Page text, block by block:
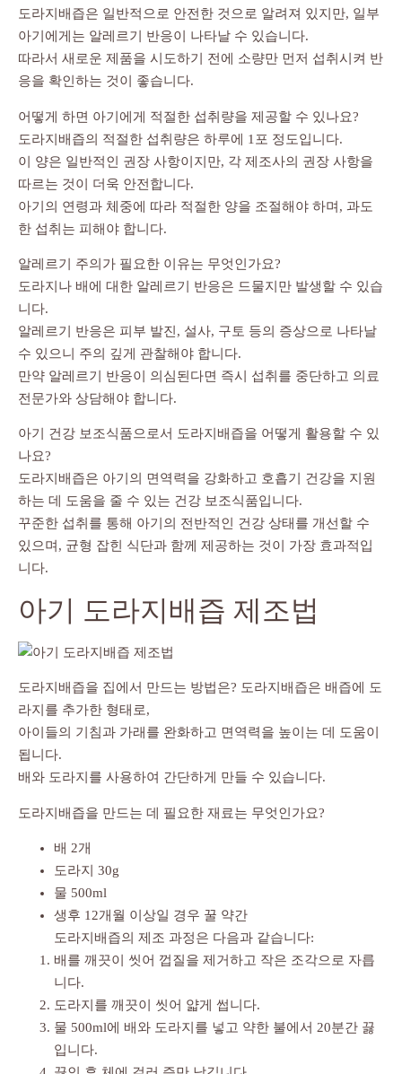
도라지배즙은 일반적으로 안전한 것으로 알려져 있지만, 일부
아기에게는 알레르기 반응이 나타날 수 있습니다.
따라서 새로운 제품을 시도하기 전에 소량만 먼저 섭취시켜 반
응을 확인하는 것이 좋습니다.
어떻게 하면 아기에게 적절한 섭취량을 제공할 수 있나요?
도라지배즙의 적절한 섭취량은 하루에 1포 정도입니다.
이 양은 일반적인 권장 사항이지만, 각 제조사의 권장 사항을
따르는 것이 더욱 안전합니다.
아기의 연령과 체중에 따라 적절한 양을 조절해야 하며, 과도
한 섭취는 피해야 합니다.
알레르기 주의가 필요한 이유는 무엇인가요?
도라지나 배에 대한 알레르기 반응은 드물지만 발생할 수 있습
니다.
알레르기 반응은 피부 발진, 설사, 구토 등의 증상으로 나타날
수 있으니 주의 깊게 관찰해야 합니다.
만약 알레르기 반응이 의심된다면 즉시 섭취를 중단하고 의료
전문가와 상담해야 합니다.
아기 건강 보조식품으로서 도라지배즙을 어떻게 활용할 수 있
나요?
도라지배즙은 아기의 면역력을 강화하고 호흡기 건강을 지원
하는 데 도움을 줄 수 있는 건강 보조식품입니다.
꾸준한 섭취를 통해 아기의 전반적인 건강 상태를 개선할 수
있으며, 균형 잡힌 식단과 함께 제공하는 것이 가장 효과적입
니다.
아기 도라지배즙 제조법
도라지배즙을 집에서 만드는 방법은? 도라지배즙은 배즙에 도
라지를 추가한 형태로,
아이들의 기침과 가래를 완화하고 면역력을 높이는 데 도움이
됩니다.
배와 도라지를 사용하여 간단하게 만들 수 있습니다.
도라지배즙을 만드는 데 필요한 재료는 무엇인가요?
배 2개
도라지 30g
물 500ml
생후 12개월 이상일 경우 꿀 약간
도라지배즙의 제조 과정은 다음과 같습니다:
배를 깨끗이 씻어 껍질을 제거하고 작은 조각으로 자릅
니다.
도라지를 깨끗이 씻어 얇게 썹니다.
물 500ml에 배와 도라지를 넣고 약한 불에서 20분간 끓
입니다.